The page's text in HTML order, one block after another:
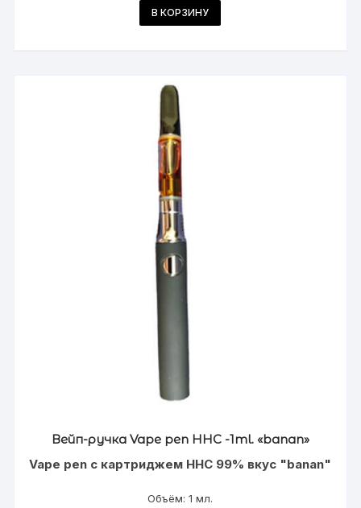
В КОРЗИНУ
Вейп-ручка Vape pen HHC -1ml. «banan»
Vape pen с картриджем HHC 99% вкус "banan"
Объём: 1 мл.